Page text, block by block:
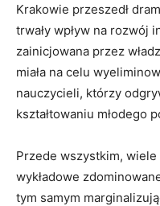
⁢Krakowie przeszedł
trwały⁢ wpływ na ​rozwój‌
‍zainicjowana przez
miała na celu
nauczycieli,⁤ którzy
kształtowaniu‍ młodego
Przede wszystkim, wiele
wykładowe
tym samym‍